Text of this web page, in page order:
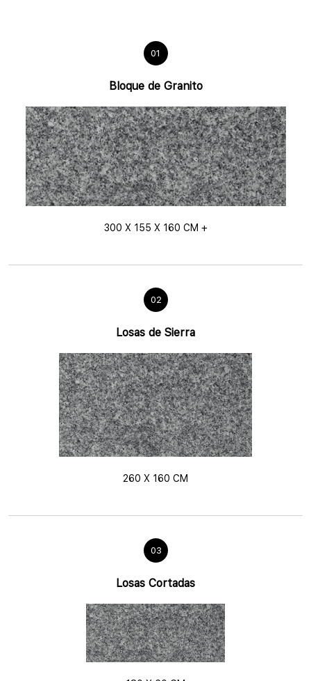
01
Bloque de Granito
300 X 155 X 160 CM +
02
Losas de Sierra
260 X 160 CM
03
Losas Cortadas